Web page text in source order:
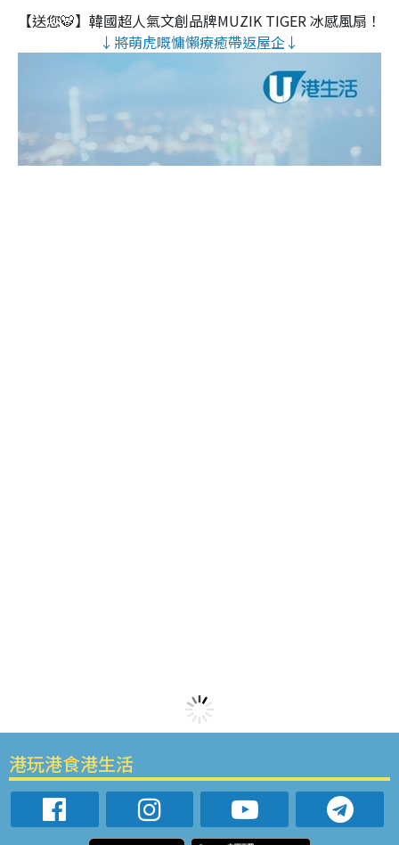
【送您🐯】韓國超人氣文創品牌MUZIK TIGER 冰感風扇！
↓將萌虎嘅慵懶療癒帶返屋企↓
港玩港食港生活